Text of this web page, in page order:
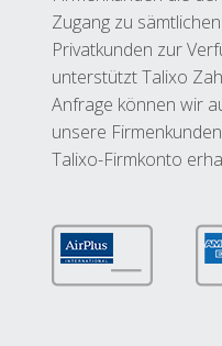
Zugang zu
Privatkunden zur
unterstützt Talixo
Anfrage können wir
unsere
Talixo-Firmkonto